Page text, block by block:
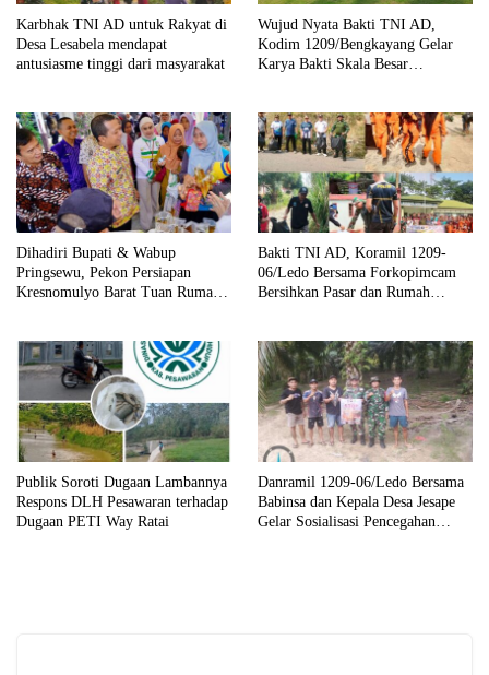
Karbhak TNI AD untuk Rakyat di
Desa Lesabela mendapat
antusiasme tinggi dari masyarakat
Wujud Nyata Bakti TNI AD,
Kodim 1209/Bengkayang Gelar
Karya Bakti Skala Besar
Dihadiri Bupati & Wabup
Pringsewu, Pekon Persiapan
Kresnomulyo Barat Tuan Rumah
Bakti TNI AD, Koramil 1209-
06/Ledo Bersama Forkopimcam
Bersihkan Pasar dan Rumah
Publik Soroti Dugaan Lambannya
Respons DLH Pesawaran terhadap
Dugaan PETI Way Ratai
Danramil 1209-06/Ledo Bersama
Babinsa dan Kepala Desa Jesape
Gelar Sosialisasi Pencegahan